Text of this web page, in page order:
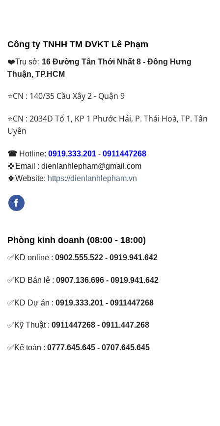
Công ty TNHH TM DVKT Lê Phạm
❤️Trụ sở: 16 Đường Tân Thới Nhất 8 - Đông Hưng
Thuận, TP.HCM
⭐CN : 140/35 Cầu Xây 2 - Quận 9
⭐CN : 2034D Tổ 1, KP 1 Phước Hải, P. Thái Hoà, TP. Tân
Uyên
☎ Hotline: 0919.333.201 - 0911447268
🍀Email : dienlanhlepham@gmail.com
🍀Website: https://dienlanhlepham.vn
Phòng kinh doanh (08:00 - 18:00)
✅KD online : 0902.555.522 - 0919.941.642
✅KD Bán lẻ : 0907.136.696 - 0919.941.642
✅KD Dự án : 0919.333.201 - 0911447268
✅Kỹ Thuật : 0911447268 - 0911.447.268
✅Kế toán : 0777.645.645 - 0707.645.645